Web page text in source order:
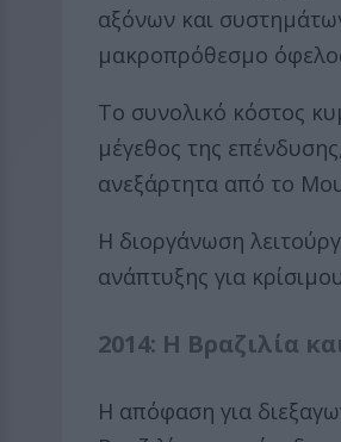
αξόνων και
μακροπρόθεσμο
Το συνολικό κόστος
μέγεθος της
ανεξάρτητα από το
Η διοργάνωση
ανάπτυξης για
2014: Η Βραζιλία
Η απόφαση για